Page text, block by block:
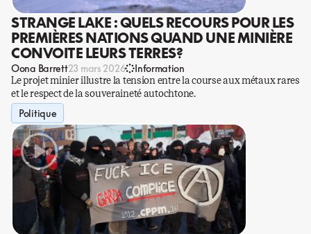
STRANGE LAKE : QUELS RECOURS POUR LES
PREMIÈRES NATIONS QUAND UNE MINIÈRE
CONVOITE LEURS TERRES?
Oona Barrett23 mars 2026 Information
Le projet minier illustre la tension entre la course aux métaux rares
et le respect de la souveraineté autochtone.
Politique